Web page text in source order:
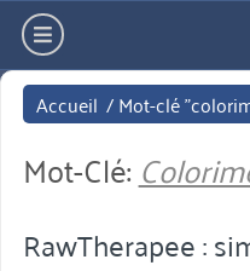
Aller
directement
au
contenu
hamburger
Accueil /Mot-clé
Mot-Clé:
RawTherapee :